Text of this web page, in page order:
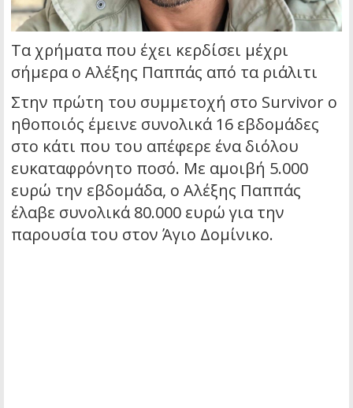
Τα χρήματα που έχει κερδίσει μέχρι
σήμερα ο Αλέξης Παππάς από τα ριάλιτι
Στην πρώτη του συμμετοχή στο Survivor o
ηθοποιός έμεινε συνολικά 16 εβδομάδες
στο κάτι που του απέφερε ένα διόλου
ευκαταφρόνητο ποσό. Με αμοιβή 5.000
ευρώ την εβδομάδα, ο Αλέξης Παππάς
έλαβε συνολικά 80.000 ευρώ για την
παρουσία του στον Άγιο Δομίνικο.